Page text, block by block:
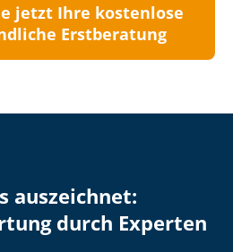
jetzt Ihre kostenlose
Erstberatung
auszeichnet:
durch Experten